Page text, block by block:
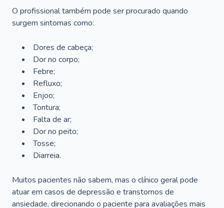
O profissional também pode ser procurado quando
surgem sintomas como:
Dores de cabeça;
Dor no corpo;
Febre;
Refluxo;
Enjoo;
Tontura;
Falta de ar;
Dor no peito;
Tosse;
Diarreia.
Muitos pacientes não sabem, mas o clínico geral pode
atuar em casos de depressão e transtornos de
ansiedade, direcionando o paciente para avaliações mais